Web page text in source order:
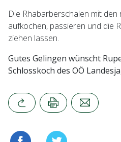
Die Rhabarberschalen mit
aufkochen, passieren und die
ziehen lassen.
Gutes Gelingen wünscht
Schlosskoch des OÖ